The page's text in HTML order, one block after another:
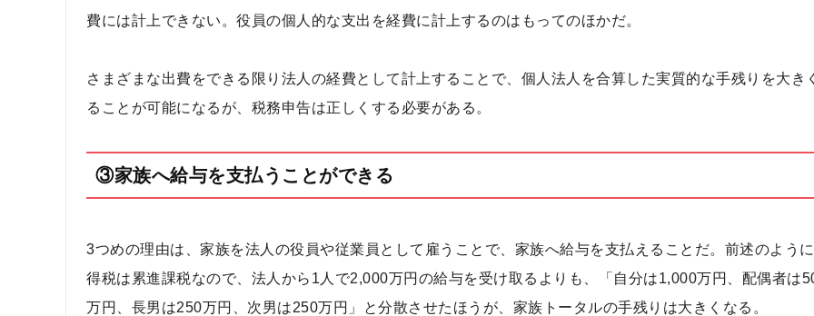
費には計上できない。役員の個人的な支出を経費に計上するのはもってのほかだ。
さまざまな出費をできる限り法人の経費として計上することで、個人法人を合算した実質的な手残りを大き
ることが可能になるが、税務申告は正しくする必要がある。
③家族へ給与を支払うことができる
3つめの理由は、家族を法人の役員や従業員として雇うことで、家族へ給与を支払えることだ。前述のよう
得税は累進課税なので、法人から1人で2,000万円の給与を受け取るよりも、「自分は1,000万円、配偶者は
万円、長男は250万円、次男は250万円」と分散させたほうが、家族トータルの手残りは大きくなる。